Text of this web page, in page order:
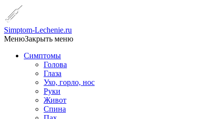
Simptom-Lechenie.ru
МенюЗакрыть меню
Симптомы
Голова
Глаза
Ухо, горло, нос
Руки
Живот
Спина